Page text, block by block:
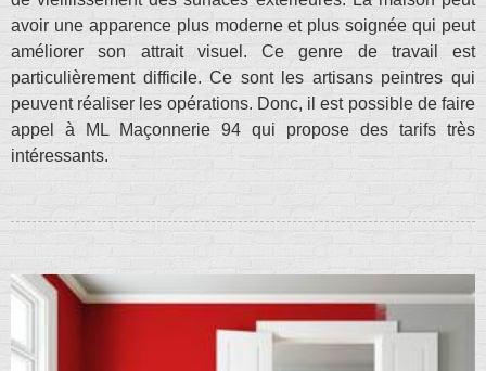
avoir une apparence plus moderne et plus soignée qui peut
améliorer son attrait visuel. Ce genre de travail est
particulièrement difficile. Ce sont les artisans peintres qui
peuvent réaliser les opérations. Donc, il est possible de faire
appel à ML Maçonnerie 94 qui propose des tarifs très
intéressants.